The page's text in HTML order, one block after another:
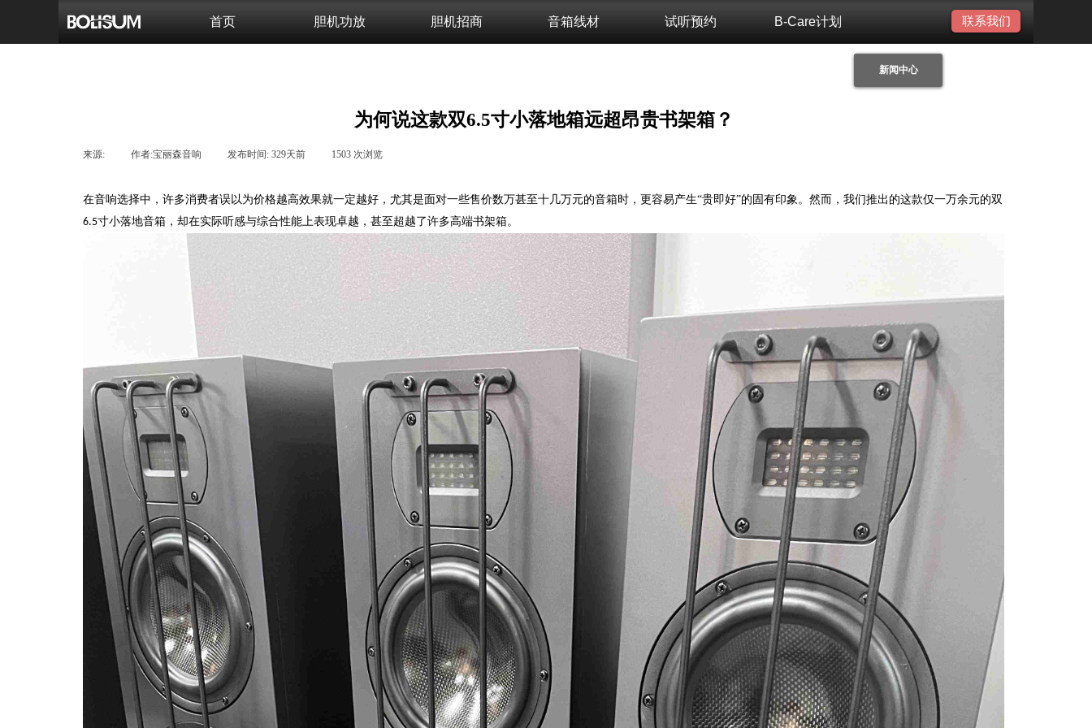
首页 胆机功放 胆机招商 音箱线材 试听预约 B-Care计划 联系我们
新闻中心
为何说这款双6.5寸小落地箱远超昂贵书架箱？
来源: 作者:宝丽森音响 发布时间: 329天前 1503 次浏览
在音响选择中，许多消费者误以为价格越高效果就一定越好，尤其是面对一些售价数万甚至十几万元的音箱时，更容易产生“贵即好”的固有印象。然而，我们推出的这款仅一万余元的双
6.5寸小落地音箱，却在实际听感与综合性能上表现卓越，甚至超越了许多高端书架箱。